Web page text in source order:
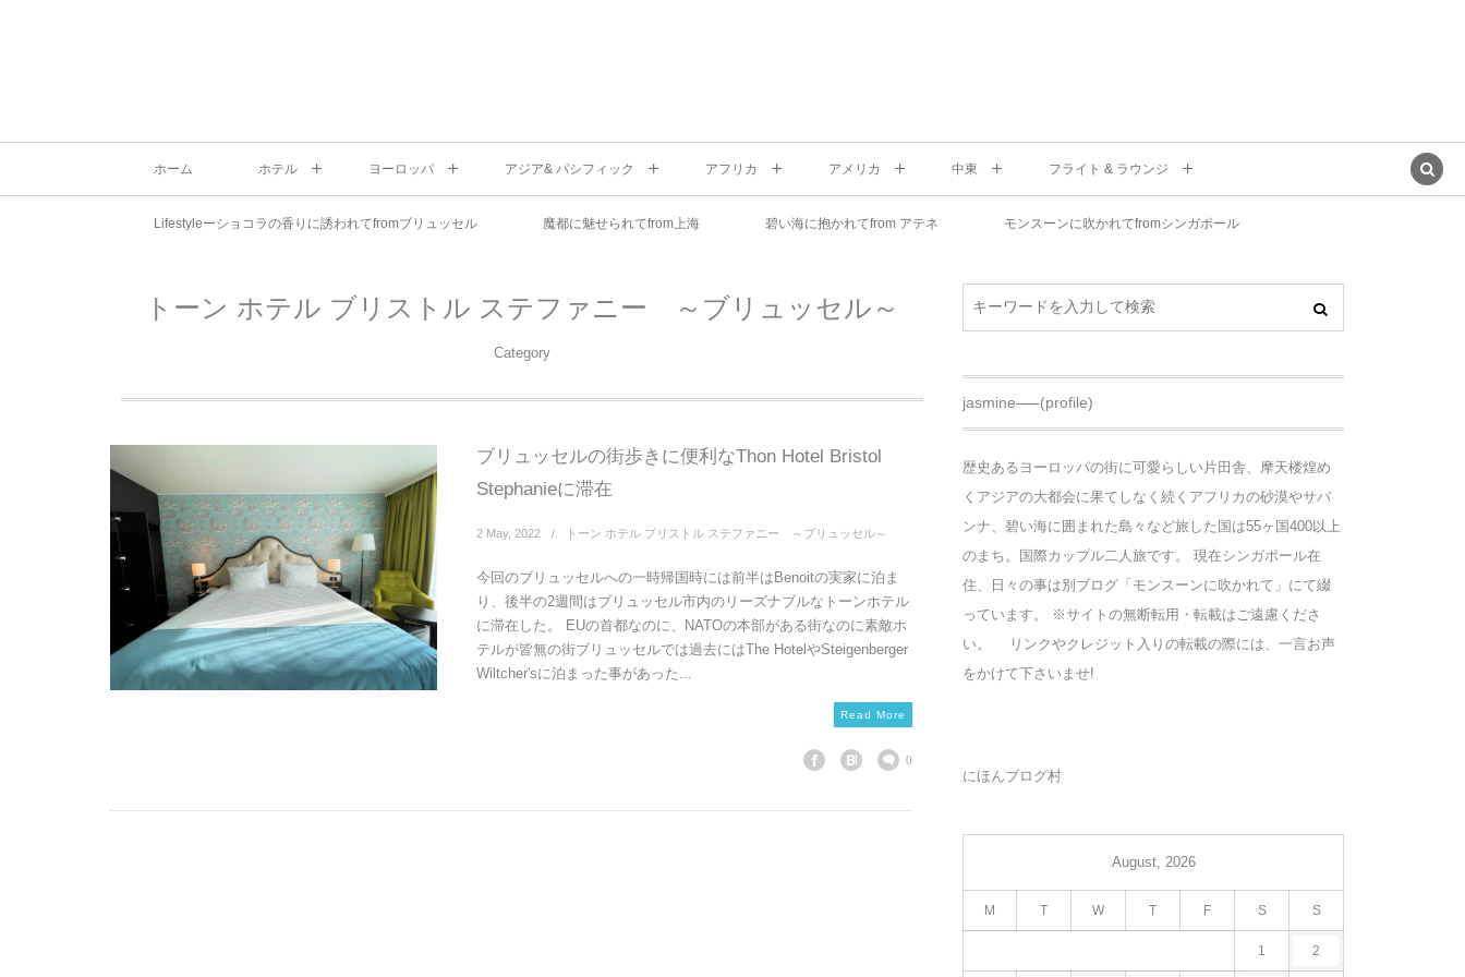
ホーム ホテル ヨーロッパ アジア& パシフィック アフリカ アメリカ 中東 フライト & ラウンジ
Lifestyleーショコラの香りに誘われてfromブリュッセル 魔都に魅せられてfrom上海 碧い海に抱かれてfrom アテネ モンスーンに吹かれてfromシンガポール
トーン ホテル ブリストル ステファニー ～ブリュッセル～
Category
ブリュッセルの街歩きに便利なThon Hotel Bristol
Stephanieに滞在
2 May, 2022 トーン ホテル ブリストル ステファニー ～ブリュッセル～
今回のブリュッセルへの一時帰国時には前半はBenoitの実家に泊ま
り、後半の2週間はブリュッセル市内のリーズナブルなトーンホテル
に滞在した。 EUの首都なのに、NATOの本部がある街なのに素敵ホ
テルが皆無の街ブリュッセルでは過去にはThe HotelやSteigenberger
Wiltcher'sに泊まった事があった...
Read More
0
jasmine—–(profile)
歴史あるヨーロッパの街に可愛らしい片田舎、摩天楼煌め
くアジアの大都会に果てしなく続くアフリカの砂漠やサバ
ンナ、碧い海に囲まれた島々など旅した国は55ヶ国400以上
のまち。国際カップル二人旅です。 現在シンガポール在
住、日々の事は別ブログ「モンスーンに吹かれて」にて綴
っています。 ※サイトの無断転用・転載はご遠慮くださ
い。 リンクやクレジット入りの転載の際には、一言お声
をかけて下さいませ!
にほんブログ村
August, 2026
M T W T F S S
1 2